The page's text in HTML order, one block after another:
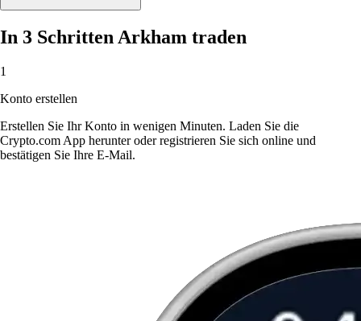
In 3 Schritten Arkham traden
1
Konto erstellen
Erstellen Sie Ihr Konto in wenigen Minuten. Laden Sie die
Crypto.com App herunter oder registrieren Sie sich online und
bestätigen Sie Ihre E-Mail.